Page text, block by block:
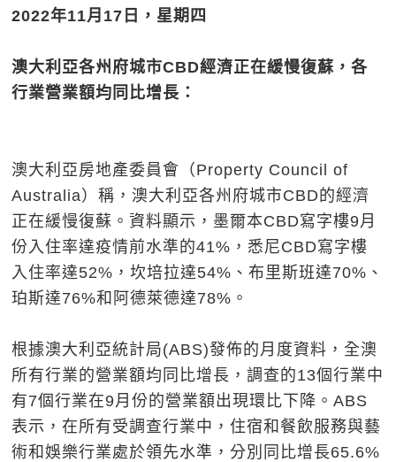
2022年11月 17 日，星期四
澳大利亞各州府城市CBD經濟正在緩慢復蘇，各
行業營業額均同比增長：
澳大利亞房地產委員會（Property Council of
Australia）稱，澳大利亞各州府城市CBD的經濟
正在緩慢復蘇。資料顯示，墨爾本CBD寫字樓9月
份入住率達疫情前水準的41%，悉尼CBD寫字樓
入住率達52%，坎培拉達54%、布里斯班達70%、
珀斯達76%和阿德萊德達78%。
根據澳大利亞統計局(ABS)發佈的月度資料，全澳
所有行業的營業額均同比增長，調查的13個行業中
有7個行業在9月份的營業額出現環比下降。ABS
表示，在所有受調查行業中，住宿和餐飲服務與藝
術和娛樂行業處於領先水準，分別同比增長65.6%